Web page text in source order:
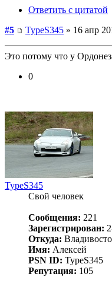
Ответить с цитатой
#5
TypeS345 » 16 апр
Это потому что у
0
TypeS345
Свой человек
Сообщения: 221
Зарегистрирован:
Откуда:
Имя: Алексей
PSN ID: TypeS345
Репутация: 105